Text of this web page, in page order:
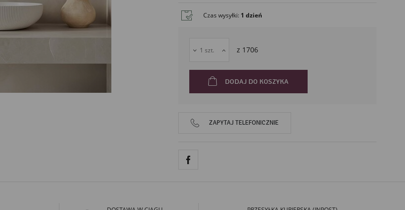
DekoracjeIrys.pl Paweł Ćwikliński
726689468
biuro@dekoracjeirys.pl
Ul. Leśna 13
Czas wysyłki: 1 dzień
z 1706
DODAJ DO KOSZYKA
ZAPYTAJ TELEFONICZNIE